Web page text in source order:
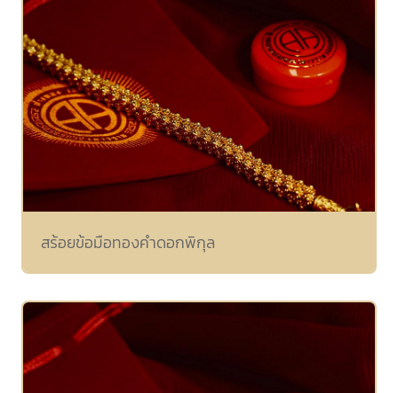
สร้อยข้อมือทองคำดอกพิกุล